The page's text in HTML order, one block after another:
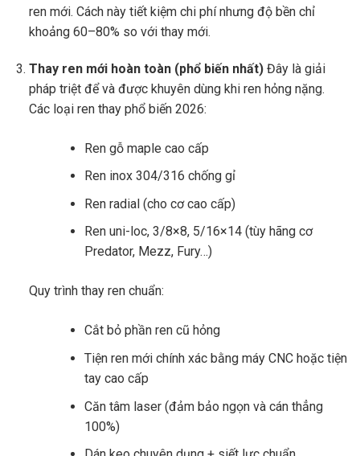
ren mới. Cách này tiết kiệm chi phí nhưng độ bền chỉ
khoảng 60–80% so với thay mới.
Thay ren mới hoàn toàn (phổ biến nhất)Đây là giải
pháp triệt để và được khuyên dùng khi ren hỏng nặng.
Các loại ren thay phổ biến 2026:
Ren gỗ maple cao cấp
Ren inox 304/316 chống gỉ
Ren radial (cho cơ cao cấp)
Ren uni-loc, 3/8×8, 5/16×14 (tùy hãng cơ
Predator, Mezz, Fury…)
Quy trình thay ren chuẩn:
Cắt bỏ phần ren cũ hỏng
Tiện ren mới chính xác bằng máy CNC hoặc tiện
tay cao cấp
Căn tâm laser (đảm bảo ngọn và cán thẳng
100%)